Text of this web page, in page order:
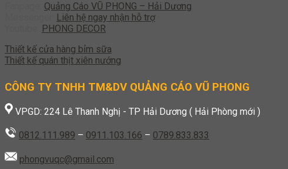
Quảng Cáo VŨ PHONG – Hải Dương
Liên hệ ngay nhận hỗ trợ
PHONG DECOR
Thiết kế cửa hàng bỉm sữa
Thiết kế quán thịt xiên nướng
CÔNG TY TNHH TM&DV QUẢNG CÁO VŨ PHONG
VPGD: 224 Lê Thanh Nghị - TP Hải Dương ( Hải Phòng mới )
0812.111.989 – 0911.103.166 – 0789.833.833
phongvuqc@gmail.com